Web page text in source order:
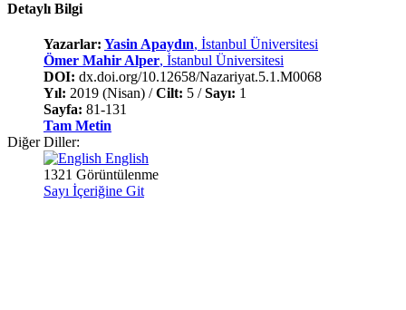
Detaylı Bilgi
Yazarlar: Yasin Apaydın, İstanbul Üniversitesi
Ömer Mahir Alper, İstanbul Üniversitesi
DOI: dx.doi.org/10.12658/Nazariyat.5.1.M0068
Yıl: 2019 (Nisan) /Cilt: 5 /Sayı: 1
Sayfa: 81-131
Tam Metin
Diğer Diller:
English
1321 Görüntülenme
Sayı İçeriğine Git